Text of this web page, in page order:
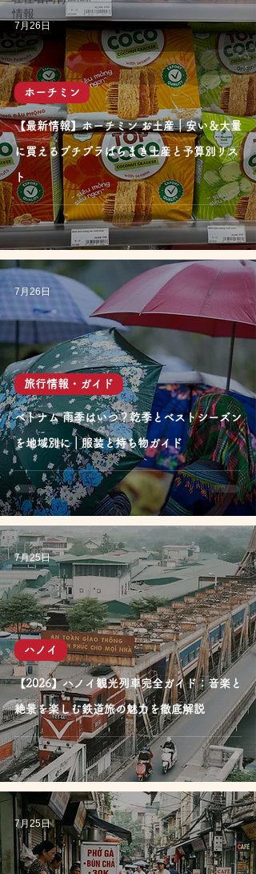
情報
【最新情報】ホーチミン お土産｜安い＆大量
に買えるプチプラばらまき土産と予算別リス
ト
ホーチミン
7月26日
ベトナム 雨季はいつ？乾季とベストシーズン
を地域別に｜服装と持ち物ガイド
旅行情報・ガイド
7月26日
【2026】ハノイ観光列車完全ガイド：音楽と
絶景を楽しむ鉄道旅の魅力を徹底解説
ハノイ
7月25日
7月25日